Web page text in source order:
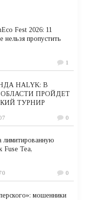
Fest 2026: 11
нельзя пропустить
1
HALYK: В
ПРОЙДЕТ
ТУРНИР
0
лимитированную
Fuse Tea,
0
мошенники